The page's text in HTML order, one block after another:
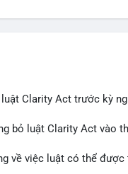
Clarity Act trước kỳ
bỏ luật Clarity Act vào
về việc luật có thể